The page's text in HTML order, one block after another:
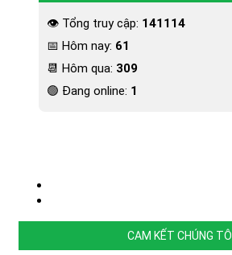
👁 Tổng truy cập: 141114
📅 Hôm nay: 61
📆 Hôm qua: 309
🟢 Đang online: 1
CAM KẾT CHÚNG TÔI